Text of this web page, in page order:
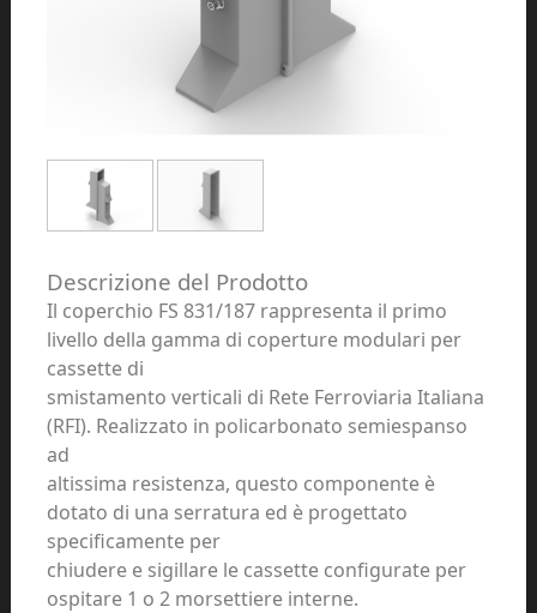
Descrizione del Prodotto
Il coperchio FS 831/187rappresenta il primo
livello della gamma di coperture modulari per
cassette di
smistamento verticali di Rete Ferroviaria Italiana
(RFI). Realizzato in policarbonato semiespanso
ad
altissima resistenza, questo componente è
dotato di una serratura ed è progettato
specificamente per
chiudere e sigillare le cassette configurate per
ospitare 1 o 2 morsettiereinterne.